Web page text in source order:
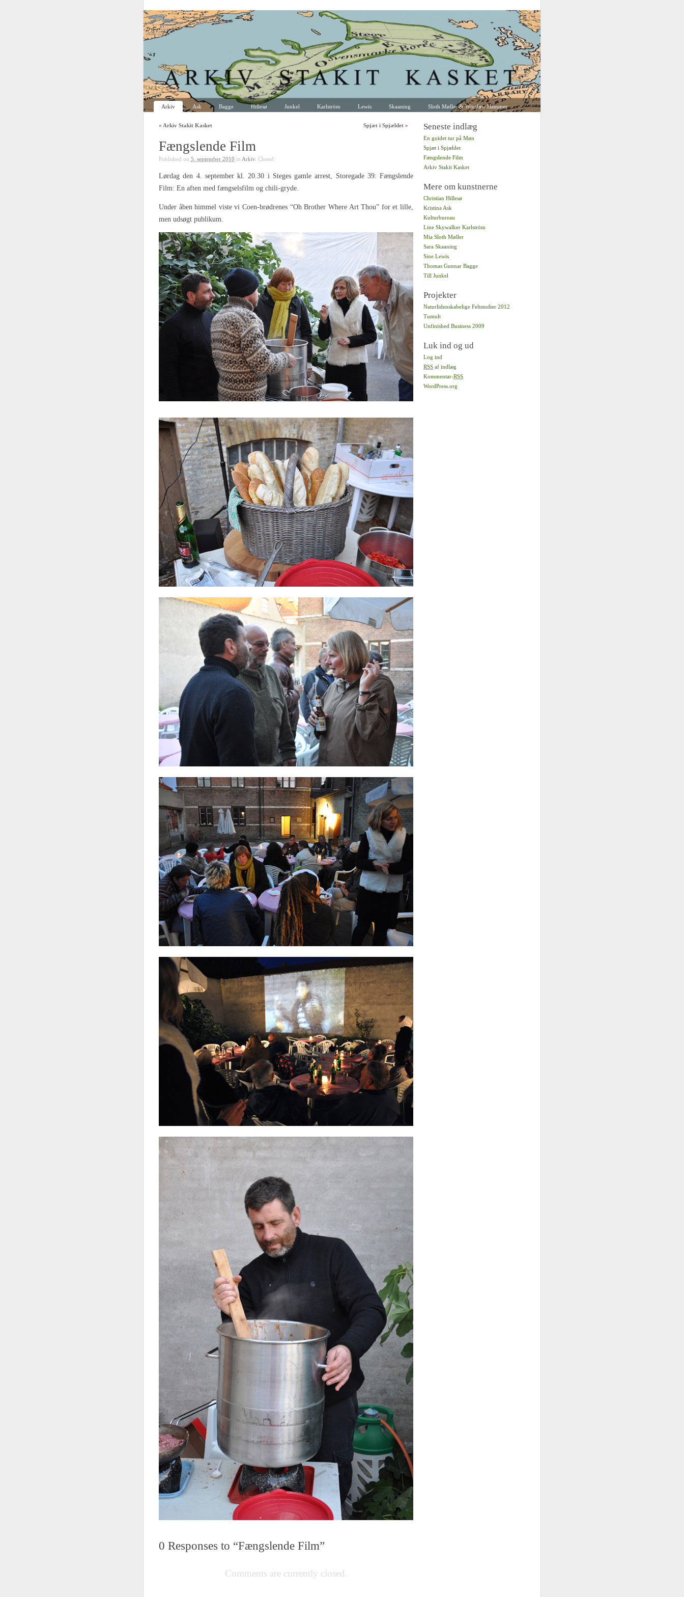
Arkiv Ask Bagge Hillesø Junkel Karlström Lewis Skaaning Sloth Møller & Winsløw Hammer
« Arkiv Stakit Kasket Spjæt i Spjældet »
Fængslende Film
Published on 5. september 2010 in Arkiv. Closed
Lørdag den 4. september kl. 20.30 i Steges gamle arrest, Storegade 39: Fængslende
Film: En aften med fængselsfilm og chili-gryde.
Under åben himmel viste vi Coen-brødrenes “Oh Brother Where Art Thou” for et lille,
men udsøgt publikum.
0 Responses to “Fængslende Film”
Comments are currently closed.
Seneste indlæg
En guidet tur på Møn
Spjæt i Spjældet
Fængslende Film
Arkiv Stakit Kasket
Mere om kunstnerne
Christian Hillesø
Kristina Ask
Kulturbureau
Line Skywalker Karlström
Mia Sloth Møller
Sara Skaaning
Sine Lewis
Thomas Gunnar Bagge
Till Junkel
Projekter
Naturlidenskabelige Feltstudier 2012
Tumult
Unfinished Business 2009
Luk ind og ud
Log ind
RSS af indlæg
Kommentar-RSS
WordPress.org